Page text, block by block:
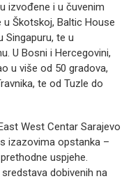
izvođene i u čuvenim
Škotskoj, Baltic House
Singapuru, te u
U Bosni i Hercegovini,
u više od 50 gradova,
te od Tuzle do
West Centar Sarajevo
izazovima opstanka –
uspjehe.
dobivenih na